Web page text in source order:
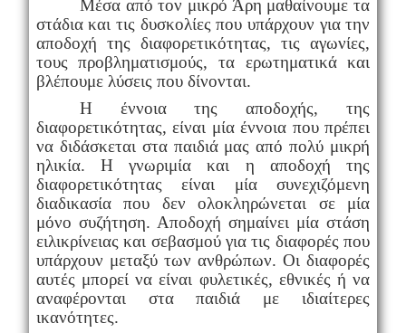
Μέσα από τον μικρό Άρη μαθαίνουμε τα
στάδια και τις δυσκολίες που υπάρχουν για την
αποδοχή της διαφορετικότητας, τις αγωνίες,
τους προβληματισμούς, τα ερωτηματικά και
βλέπουμε λύσεις που δίνονται.
Η έννοια της αποδοχής, της
διαφορετικότητας, είναι μία έννοια που πρέπει
να διδάσκεται στα παιδιά μας από πολύ μικρή
ηλικία. Η γνωριμία και η αποδοχή της
διαφορετικότητας είναι μία συνεχιζόμενη
διαδικασία που δεν ολοκληρώνεται σε μία
μόνο συζήτηση. Αποδοχή σημαίνει μία στάση
ειλικρίνειας και σεβασμού για τις διαφορές που
υπάρχουν μεταξύ των ανθρώπων. Οι διαφορές
αυτές μπορεί να είναι φυλετικές, εθνικές ή να
αναφέρονται στα παιδιά με ιδιαίτερες
ικανότητες.